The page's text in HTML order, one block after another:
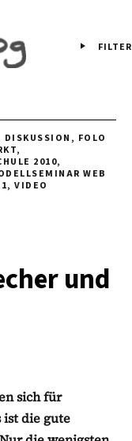
FILTER
DISKUSSION, FOLO
,
2010,
WEB
, VIDEO
und
sich für
die gute